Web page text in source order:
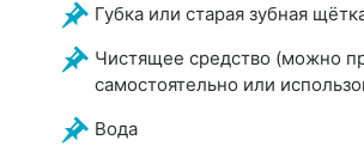
Губка или старая зубная
Чистящее средство (можно
самостоятельно или
Вода